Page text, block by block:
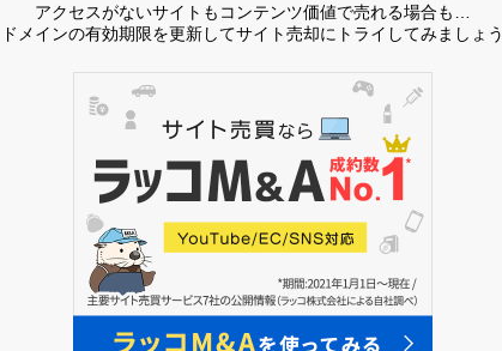
アクセスがないサイトもコンテンツ価値で売れる場合も…
ドメインの有効期限を更新してサイト売却にトライしてみましょう